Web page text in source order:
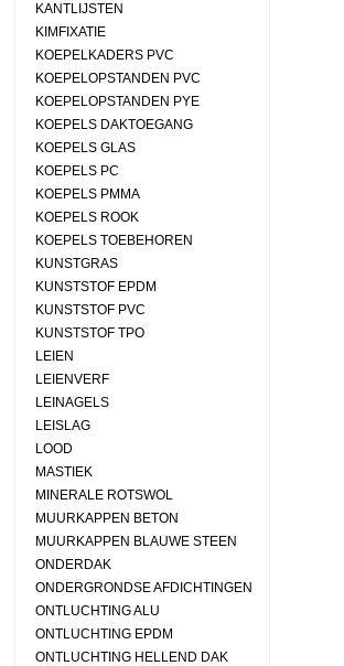
KANTLIJSTEN
KIMFIXATIE
KOEPELKADERS PVC
KOEPELOPSTANDEN PVC
KOEPELOPSTANDEN PYE
KOEPELS DAKTOEGANG
KOEPELS GLAS
KOEPELS PC
KOEPELS PMMA
KOEPELS ROOK
KOEPELS TOEBEHOREN
KUNSTGRAS
KUNSTSTOF EPDM
KUNSTSTOF PVC
KUNSTSTOF TPO
LEIEN
LEIENVERF
LEINAGELS
LEISLAG
LOOD
MASTIEK
MINERALE ROTSWOL
MUURKAPPEN BETON
MUURKAPPEN BLAUWE STEEN
ONDERDAK
ONDERGRONDSE AFDICHTINGEN
ONTLUCHTING ALU
ONTLUCHTING EPDM
ONTLUCHTING HELLEND DAK